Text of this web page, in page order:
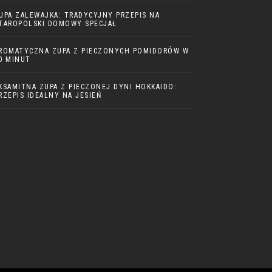
ZALEWAJKA: TRADYCYJNY PRZEPIS NA
DOMOWY SPECJAŁ
ZUPA Z PIECZONYCH POMIDORÓW W
MINUT
ZUPA Z PIECZONEJ DYNI HOKKAIDO:
IDEALNY NA JESIEŃ